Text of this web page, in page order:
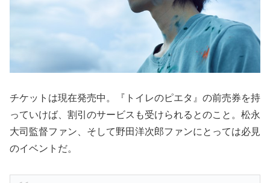
チケットは現在発売中。『トイレのピエタ』の前売券を持
っていけば、割引のサービスも受けられるとのこと。松永
大司監督ファン、そして野田洋次郎ファンにとっては必見
のイベントだ。